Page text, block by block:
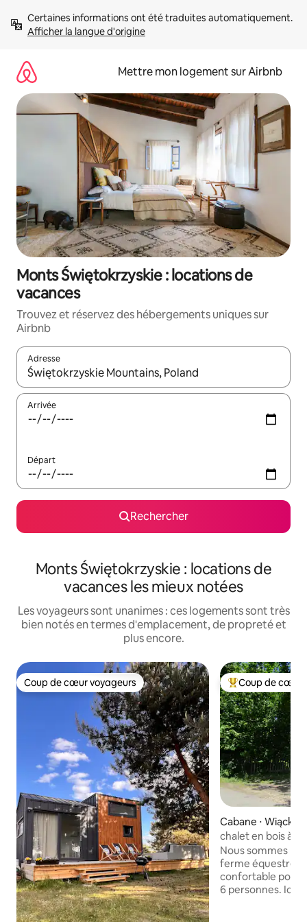
directement
Afficher la langue d'origine
Mettre mon logement sur Airbnb
Monts Świętokrzyskie : locations de
vacances
Trouvez et réservez des hébergements uniques sur
Airbnb
Adresse
Lorsque les résultats s'affichent, utilisez les flèches vers le
Arrivée
Départ
Rechercher
Monts Świętokrzyskie : locations de
vacances les mieux notées
Les voyageurs sont unanimes : ces logements sont très
bien notés en termes d'emplacement, de propreté et
plus encore.
Coup de cœur voyageurs
Coup de cœur voyageurs Coups de cœur
Coup de cœur
Cabane ⋅ Wiącka
chalet en bois à
Nous sommes
ferme équestre
confortable
6 personnes. Ici, vous revenez à